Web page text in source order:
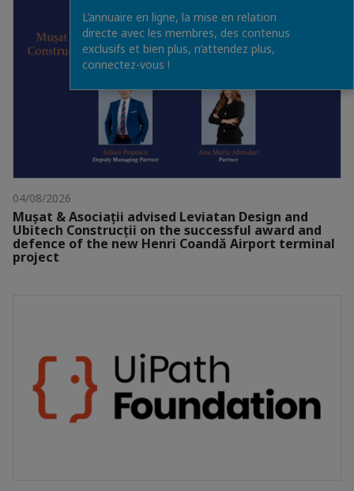
04/08/2026
Mușat & Asociații advised Leviatan Design and
Ubitech Construcții on the successful award and
defence of the new Henri Coandă Airport terminal
project
L’annuaire en ligne, la mise en relation
directe avec les membres, des contenus
exclusifs et bien plus, n’attendez plus,
connectez-vous !